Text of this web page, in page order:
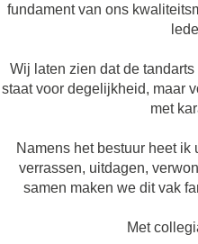
fundament van ons
Wij laten zien dat de
staat voor degelijkheid, maar
met
Namens het bestuur heet ik
verrassen, uitdagen,
samen maken we dit vak
Met